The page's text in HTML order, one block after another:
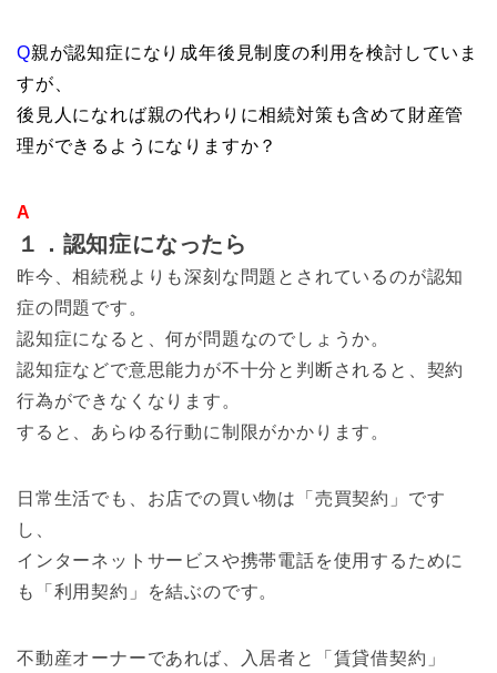
Q親が認知症になり成年後見制度の利用を検討していま
すが、
後見人になれば親の代わりに相続対策も含めて財産管
理ができるようになりますか？
A
１．認知症になったら
昨今、相続税よりも深刻な問題とされているのが認知
症の問題です。
認知症になると、何が問題なのでしょうか。
認知症などで意思能力が不十分と判断されると、契約
行為ができなくなります。
すると、あらゆる行動に制限がかかります。
日常生活でも、お店での買い物は「売買契約」です
し、
インターネットサービスや携帯電話を使用するために
も「利用契約」を結ぶのです。
不動産オーナーであれば、入居者と「賃貸借契約」